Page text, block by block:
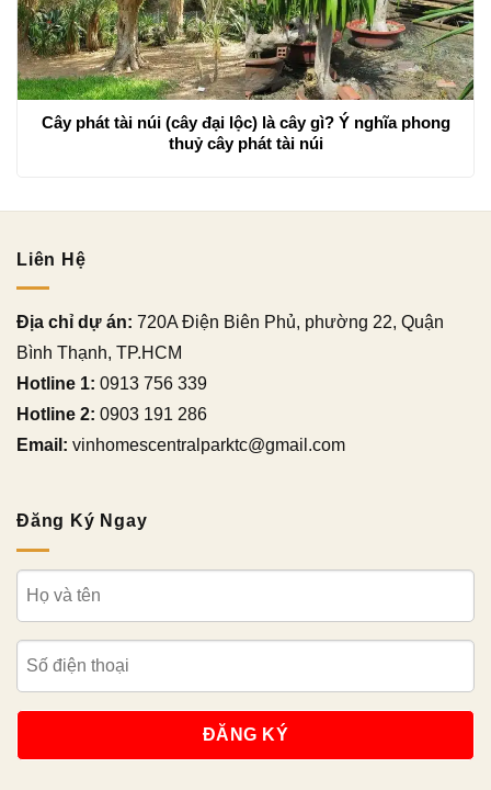
Cây phát tài núi (cây đại lộc) là cây gì? Ý nghĩa phong
thuỷ cây phát tài núi
Liên Hệ
Địa chỉ dự án: 720A Điện Biên Phủ, phường 22, Quận
Bình Thạnh, TP.HCM
Hotline 1: 0913 756 339
Hotline 2: 0903 191 286
Email: vinhomescentralparktc@gmail.com
Đăng Ký Ngay